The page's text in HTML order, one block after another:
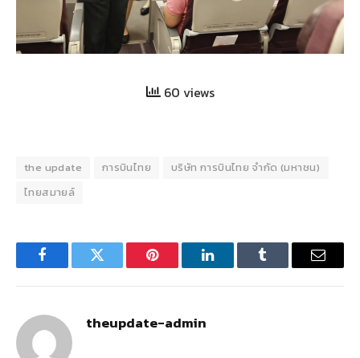
60 views
the update การบินไทย
บริษัท การบินไทย จำกัด (มหาชน)
ไทยสมายล์
FacebookTwitter Pinterest LinkedInTumblr Email
theupdate-admin